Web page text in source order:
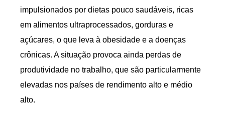
impulsionados por dietas pouco saudáveis, ricas
em alimentos ultraprocessados, gorduras e
açúcares, o que leva à obesidade e a doenças
crônicas. A situação provoca ainda perdas de
produtividade no trabalho, que são particularmente
elevadas nos países de rendimento alto e médio
alto.